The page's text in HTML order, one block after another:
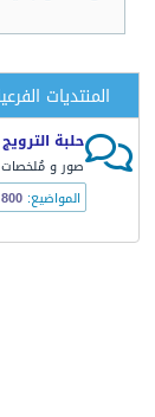
المنتديات
حلبة
صور و مُلخصات
المواضيع:800